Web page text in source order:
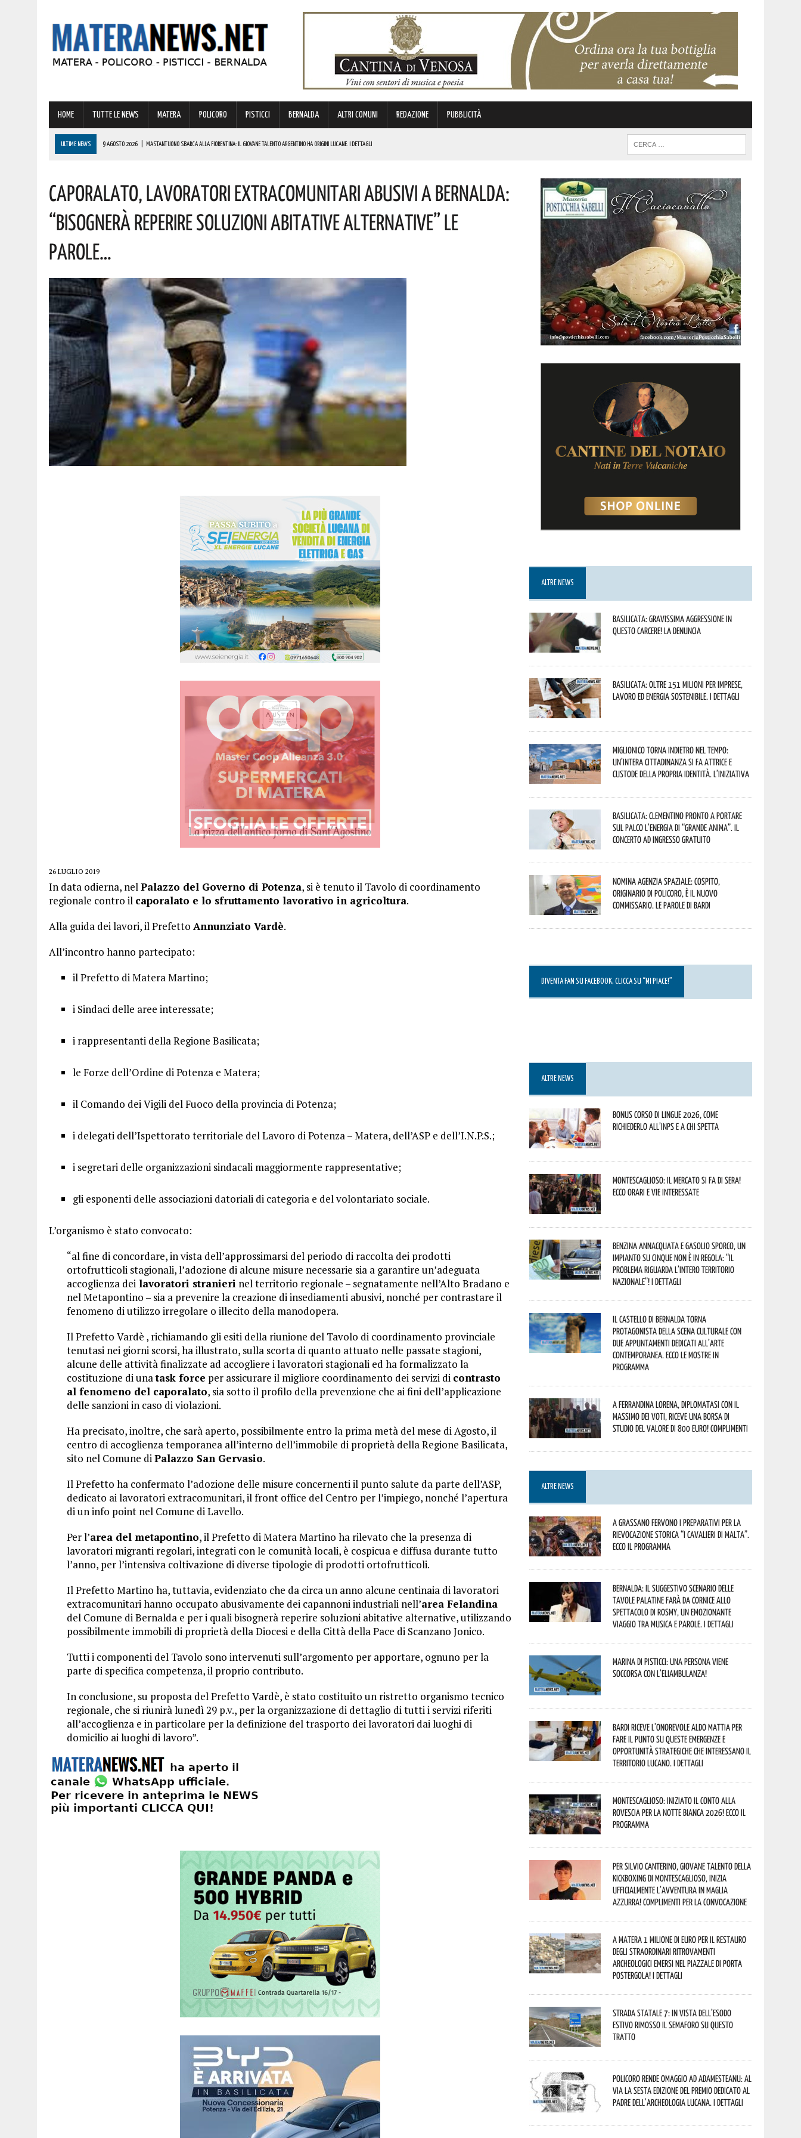
HOME TUTTE LE NEWS MATERA POLICORO PISTICCI BERNALDA ALTRI COMUNI REDAZIONE PUBBLICITÀ
ULTIME NEWS 9 AGOSTO 2026 MASTANTUONO SBARCA ALLA FIORENTINA: IL GIOVANE TALENTO ARGENTINO HA ORIGINI LUCANE. I DETTAGLI
9 AGOSTO 2026 | A MATERA ANCORA CALDO E AFA! ECCO LE PREVISIONI PER LA PROSSIMA SETTIMANA
9 AGOSTO 2026 | CARO CARBURANTE, TRA LE REGIONI ITALIANE IN BASILICATA SI REGISTRANO GLI AUMENTI PIÙ MARCATI. ECCO I DATI DELL’UFFICIO STUDI CGIA
Caporalato, Lavoratori Extracomunitari Abusivi A Bernalda:
“Bisognerà Reperire Soluzioni Abitative Alternative” Le
Parole…
26 LUGLIO 2019
In data odierna, nelPalazzo del Governo di Potenza, si è tenuto il Tavolo di coordinamento
regionale contro il caporalato e lo sfruttamento lavorativo in agricoltura.
Alla guida dei lavori, il Prefetto Annunziato Vardè.
All’incontro hanno partecipato:
il Prefetto di Matera Martino;
i Sindaci delle aree interessate;
i rappresentanti della Regione Basilicata;
le Forze dell’Ordine di Potenza e Matera;
il Comando dei Vigili del Fuoco della provincia di Potenza;
i delegati dell’Ispettorato territoriale del Lavoro di Potenza – Matera, dell’ASP e dell’I.N.P.S.;
i segretari delle organizzazioni sindacali maggiormente rappresentative;
gli esponenti delle associazioni datoriali di categoria e del volontariato sociale.
L’organismo è stato convocato:
“al fine di concordare, in vista dell’approssimarsi del periodo di raccolta dei prodotti
ortofrutticoli stagionali, l’adozione di alcune misure necessarie sia a garantire un’adeguata
accoglienza dei lavoratori stranieri nel territorio regionale – segnatamente nell’Alto Bradano e
nel Metapontino – sia a prevenire la creazione di insediamenti abusivi, nonché per contrastare il
fenomeno di utilizzo irregolare o illecito della manodopera.
Il Prefetto Vardè , richiamando gli esiti della riunione del Tavolo di coordinamento provinciale
tenutasi nei giorni scorsi, ha illustrato, sulla scorta di quanto attuato nelle passate stagioni,
alcune delle attività finalizzate ad accogliere i lavoratori stagionali ed ha formalizzato la
costituzione di unatask force per assicurare il migliore coordinamento dei servizi di contrasto
al fenomeno del caporalato, sia sotto il profilo della prevenzione che ai fini dell’applicazione
delle sanzioni in caso di violazioni.
Ha precisato, inoltre, che sarà aperto, possibilmente entro la prima metà del mese di Agosto, il
centro di accoglienza temporanea all’interno dell’immobile di proprietà della Regione Basilicata,
sito nel Comune diPalazzo San Gervasio.
Il Prefetto ha confermato l’adozione delle misure concernenti il punto salute da parte dell’ASP,
dedicato ai lavoratori extracomunitari, il front office del Centro per l’impiego, nonché l’apertura
di un info point nel Comune di Lavello.
Per l’area del metapontino, il Prefetto di Matera Martino ha rilevato che la presenza di
lavoratori migranti regolari, integrati con le comunità locali, è cospicua e diffusa durante tutto
l’anno, per l’intensiva coltivazione di diverse tipologie di prodotti ortofrutticoli.
Il Prefetto Martino ha, tuttavia, evidenziato che da circa un anno alcune centinaia di lavoratori
extracomunitari hanno occupato abusivamente dei capannoni industriali nell’area Felandina
del Comune di Bernalda e per i quali bisognerà reperire soluzioni abitative alternative, utilizzando
possibilmente immobili di proprietà della Diocesi e della Città della Pace di Scanzano Jonico.
Tutti i componenti del Tavolo sono intervenuti sull’argomento per apportare, ognuno per la
parte di specifica competenza, il proprio contributo.
In conclusione, su proposta del Prefetto Vardè, è stato costituito un ristretto organismo tecnico
regionale, che si riunirà lunedì 29 p.v., per la organizzazione di dettaglio di tutti i servizi riferiti
all’accoglienza e in particolare per la definizione del trasporto dei lavoratori dai luoghi di
domicilio ai luoghi di lavoro”.
ALTRE NEWS
Basilicata: gravissima aggressione in
questo Carcere! La denuncia
Basilicata: oltre 151 milioni per imprese,
lavoro ed energia sostenibile. I dettagli
Miglionico torna indietro nel tempo:
un’intera cittadinanza si fa attrice e
custode della propria identità. L’iniziativa
Basilicata: Clementino pronto a portare
sul palco l’energia di “Grande Anima”. Il
concerto ad ingresso gratuito
Nomina Agenzia Spaziale: Cospito,
originario di Policoro, è il nuovo
commissario. Le parole di Bardi
DIVENTA FAN SU FACEBOOK, CLICCA SU “MI PIACE!”
ALTRE NEWS
Bonus corso di lingue 2026, come
richiederlo all’INPS e a chi spetta
Montescaglioso: il mercato si fa di sera!
Ecco orari e vie interessate
Benzina annacquata e gasolio sporco, un
impianto su cinque non è in regola: “il
problema riguarda l’intero territorio
Nazionale”! I dettagli
Il Castello di Bernalda torna
protagonista della scena culturale con
due appuntamenti dedicati all’arte
contemporanea. Ecco le mostre in
programma
A Ferrandina Lorena, diplomatasi con il
massimo dei voti, riceve una borsa di
studio del valore di 800 euro! Complimenti
ALTRE NEWS
A Grassano fervono i preparativi per la
Rievocazione Storica “I CAVALIERI DI MALTA”.
Ecco il programma
Bernalda: il suggestivo scenario delle
Tavole Palatine farà da cornice allo
spettacolo di Rosmy, un emozionante
viaggio tra musica e parole. I dettagli
Marina di Pisticci: una persona viene
soccorsa con l’eliambulanza!
Bardi riceve l’onorevole Aldo Mattia per
fare il punto su queste emergenze e
opportunità strategiche che interessano il
territorio lucano. I dettagli
Montescaglioso: iniziato il conto alla
rovescia per la Notte Bianca 2026! Ecco il
programma
Per Silvio Canterino, giovane talento della
kickboxing di Montescaglioso, inizia
ufficialmente l’avventura in maglia
azzurra! Complimenti per la convocazione
A Matera 1 milione di euro per il restauro
degli straordinari ritrovamenti
archeologici emersi nel piazzale di Porta
Postergola! I dettagli
Strada statale 7: in vista dell’esodo
estivo rimosso il semaforo su questo
tratto
Policoro rende omaggio ad Adamesteanu: al
via la sesta edizione del Premio dedicato al
padre dell’archeologia lucana. I dettagli